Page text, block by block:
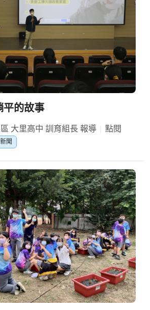
平的故事
大里高中 訓育組長 報導
點閱
聞